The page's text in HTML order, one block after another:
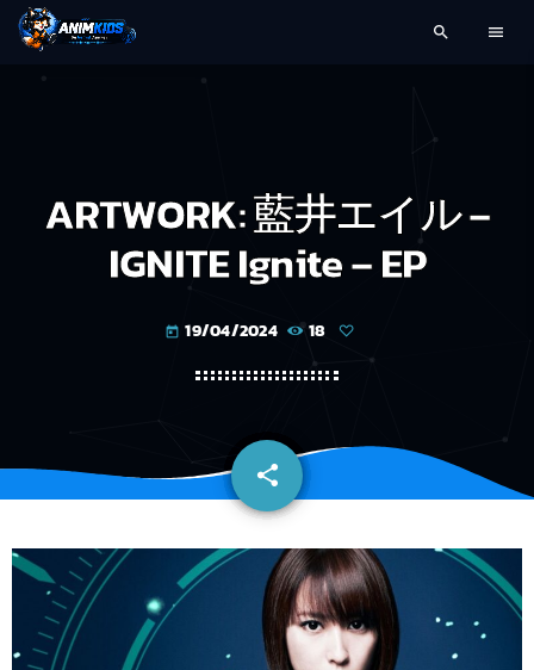
search menu
ARTWORK: 藍井エイル –
IGNITE Ignite – EP
today 19/04/2024 18
share
email